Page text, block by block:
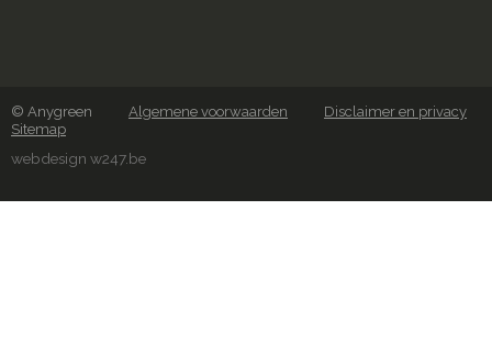
© Anygreen Algemene voorwaarden
Disclaimer en privacy
Sitemap
webdesign w247.be